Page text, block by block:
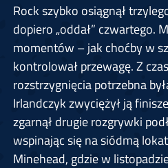
Rock szybko osiągnął
dopiero „oddał” czwartego.
momentów – jak choćby w
kontrolował przewagę. Z
rozstrzygnięcia potrzebna
Irlandczyk zwyciężył ją
zgarnął drugie rozgrywki
wspinając się na siódmą
Minehead, gdzie w